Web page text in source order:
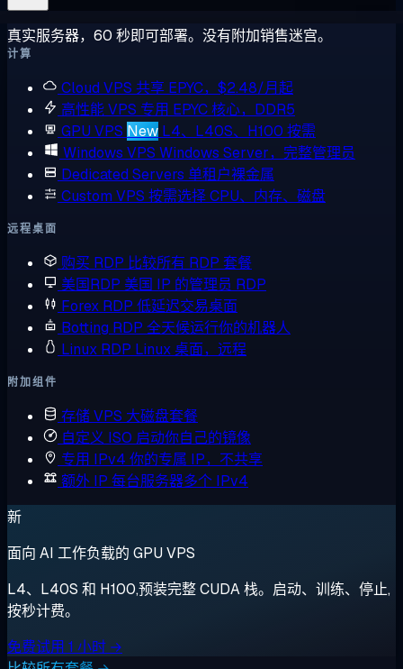
真实服务器，60 秒即可部署。没有附加销售迷宫。
计算
Cloud VPS 共享 EPYC，$2.48/月起
高性能 VPS 专用 EPYC 核心，DDR5
GPU VPS New L4、L40S、H100 按需
Windows VPS Windows Server，完整管理员
Dedicated Servers 单租户裸金属
Custom VPS 按需选择 CPU、内存、磁盘
远程桌面
购买 RDP 比较所有 RDP 套餐
美国RDP 美国 IP 的管理员 RDP
Forex RDP 低延迟交易桌面
Botting RDP 全天候运行你的机器人
Linux RDP Linux 桌面，远程
附加组件
存储 VPS 大磁盘套餐
自定义 ISO 启动你自己的镜像
专用 IPv4 你的专属 IP，不共享
额外 IP 每台服务器多个 IPv4
新
面向 AI 工作负载的 GPU VPS
L4、L40S 和 H100,预装完整 CUDA 栈。启动、训练、停止,
按秒计费。
免费试用 1 小时 →